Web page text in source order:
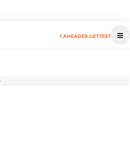
CAHEADER.GETTEST